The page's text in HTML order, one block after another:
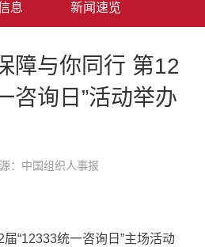
息 新闻速览
障与你同行 第12
咨询日”活动举办
：中国组织人事报
“12333统一咨询日”主场活动